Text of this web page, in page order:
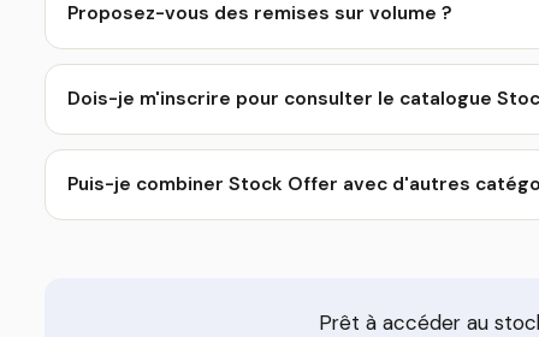
Proposez-vous des remises sur volume ?
Dois-je m'inscrire pour consulter le catalogue
Puis-je combiner Stock Offer avec d'autres
Prêt à accéder au